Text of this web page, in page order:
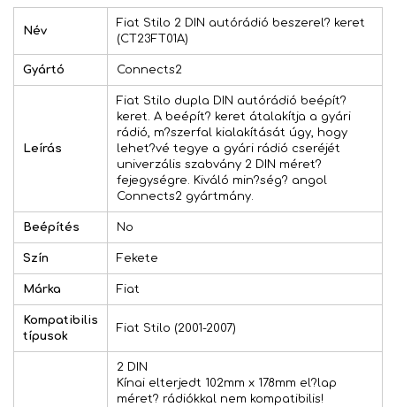
Név
Fiat Stilo 2 DIN autórádió beszerel? keret
(CT23FT01A)
Gyártó Connects2
Leírás
Fiat Stilo dupla DIN autórádió beépít?
keret. A beépít? keret átalakítja a gyári
rádió, m?szerfal kialakítását úgy, hogy
lehet?vé tegye a gyári rádió cseréjét
univerzális szabvány 2 DIN méret?
fejegységre. Kiváló min?ség? angol
Connects2 gyártmány.
Beépítés No
Szín Fekete
Márka Fiat
Kompatibilis
típusok
Fiat Stilo (2001-2007)
2 DIN
Kínai elterjedt 102mm x 178mm el?lap
méret? rádiókkal nem kompatibilis!